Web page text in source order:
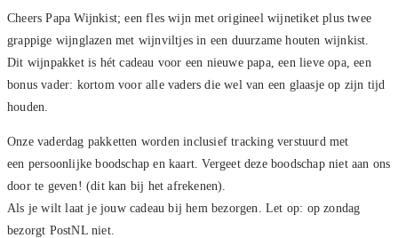
Cheers Papa Wijnkist; een fles wijn met origineel wijnetiket plus twee
grappige wijnglazen met wijnviltjes in een duurzame houten wijnkist.
Dit wijnpakket is hét cadeau voor een nieuwe papa, een lieve opa, een
bonus vader: kortom voor alle vaders die wel van een glaasje op zijn tijd
houden.
Onze vaderdag pakketten worden inclusief tracking verstuurd met
een persoonlijke boodschap en kaart. Vergeet deze boodschap niet aan ons
door te geven! (dit kan bij het afrekenen).
Als je wilt laat je jouw cadeau bij hem bezorgen. Let op: op zondag
bezorgt PostNL niet.